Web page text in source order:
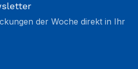
der Woche direkt in Ihr